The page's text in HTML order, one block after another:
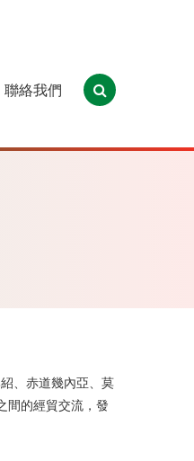
東帝汶
聯絡我們
、赤道幾內亞、莫
間的經貿交流，發